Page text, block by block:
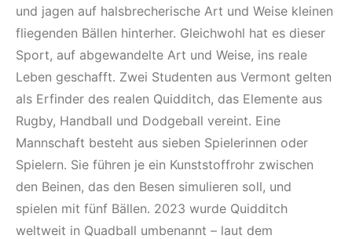
und jagen auf halsbrecherische Art und Weise kleinen
fliegenden Bällen hinterher. Gleichwohl hat es dieser
Sport, auf abgewandelte Art und Weise, ins reale
Leben geschafft. Zwei Studenten aus Vermont gelten
als Erfinder des realen Quidditch, das Elemente aus
Rugby, Handball und Dodgeball vereint. Eine
Mannschaft besteht aus sieben Spielerinnen oder
Spielern. Sie führen je ein Kunststoffrohr zwischen
den Beinen, das den Besen simulieren soll, und
spielen mit fünf Bällen. 2023 wurde Quidditch
weltweit in Quadball umbenannt – laut dem